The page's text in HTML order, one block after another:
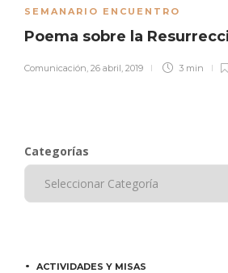
SEMANARIO ENCUENTRO
Poema sobre la
Comunicación, 26 abril, 2019 3 min
Categorías
ACTIVIDADES Y MISAS